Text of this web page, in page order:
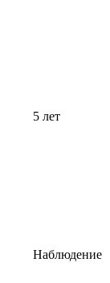
5 лет
Наблюдение